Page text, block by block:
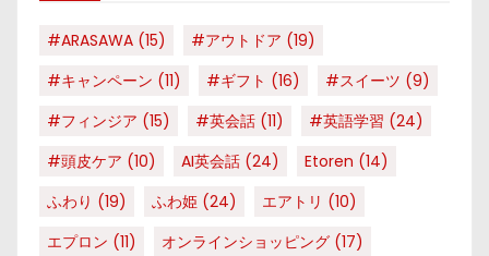
#ARASAWA (15) #アウトドア (19)
#キャンペーン (11) #ギフト (16) #スイーツ (9)
#フィンジア (15) #英会話 (11) #英語学習 (24)
#頭皮ケア (10) AI英会話 (24) Etoren (14)
ふわり (19) ふわ姫 (24) エアトリ (10)
エプロン (11) オンラインショッピング (17)